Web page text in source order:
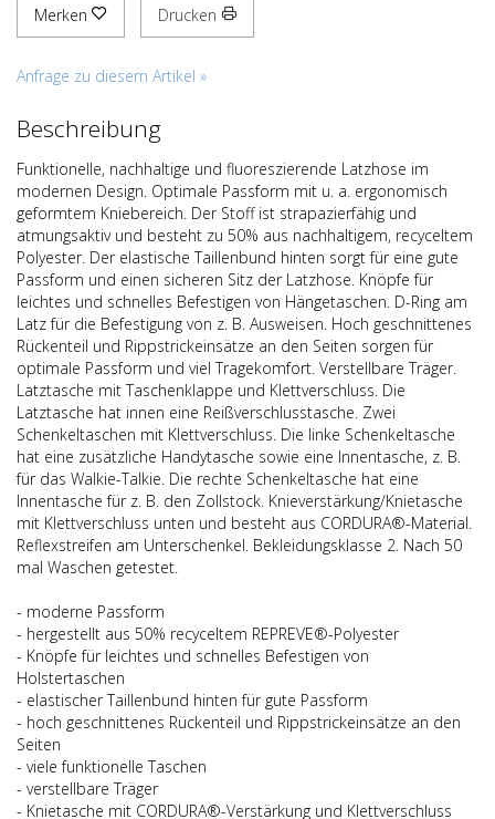
Merken Drucken
Anfrage zu diesem Artikel »
Beschreibung
Funktionelle, nachhaltige und fluoreszierende Latzhose im
modernen Design. Optimale Passform mit u. a. ergonomisch
geformtem Kniebereich. Der Stoff ist strapazierfähig und
atmungsaktiv und besteht zu 50% aus nachhaltigem, recyceltem
Polyester. Der elastische Taillenbund hinten sorgt für eine gute
Passform und einen sicheren Sitz der Latzhose. Knöpfe für
leichtes und schnelles Befestigen von Hängetaschen. D-Ring am
Latz für die Befestigung von z. B. Ausweisen. Hoch geschnittenes
Rückenteil und Rippstrickeinsätze an den Seiten sorgen für
optimale Passform und viel Tragekomfort. Verstellbare Träger.
Latztasche mit Taschenklappe und Klettverschluss. Die
Latztasche hat innen eine Reißverschlusstasche. Zwei
Schenkeltaschen mit Klettverschluss. Die linke Schenkeltasche
hat eine zusätzliche Handytasche sowie eine Innentasche, z. B.
für das Walkie-Talkie. Die rechte Schenkeltasche hat eine
Innentasche für z. B. den Zollstock. Knieverstärkung/Knietasche
mit Klettverschluss unten und besteht aus CORDURA®-Material.
Reflexstreifen am Unterschenkel. Bekleidungsklasse 2. Nach 50
mal Waschen getestet.
- moderne Passform
- hergestellt aus 50% recyceltem REPREVE®-Polyester
- Knöpfe für leichtes und schnelles Befestigen von
Holstertaschen
- elastischer Taillenbund hinten für gute Passform
- hoch geschnittenes Rückenteil und Rippstrickeinsätze an den
Seiten
- viele funktionelle Taschen
- verstellbare Träger
- Knietasche mit CORDURA®-Verstärkung und Klettverschluss